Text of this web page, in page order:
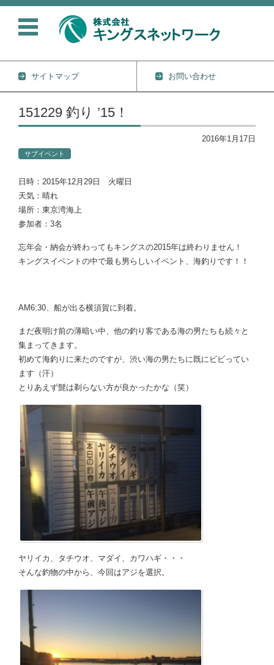
サイトマップ
お問い合わせ
コンテンツに移動
151229 釣り ’15！
2016年1月17日
サブイベント
日時：2015年12月29日 火曜日
天気：晴れ
場所：東京湾海上
参加者：3名
忘年会・納会が終わってもキングスの2015年は終わりません！
キングスイベントの中で最も男らしいイベント、海釣りです！！
AM6:30、船が出る横須賀に到着。
まだ夜明け前の薄暗い中、他の釣り客である海の男たちも続々と
集まってきます。
初めて海釣りに来たのですが、渋い海の男たちに既にビビってい
ます（汗）
とりあえず髭は剃らない方が良かったかな（笑）
ヤリイカ、タチウオ、マダイ、カワハギ・・・
そんな釣物の中から、今回はアジを選択。